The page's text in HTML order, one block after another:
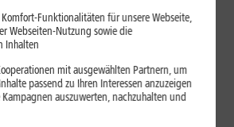
sparen
10 Monate je 34,99
Funktionalitäten für unsere Webseite,
Webseiten-Nutzung sowie die
Inhalten
mit ausgewählten Partnern, um
passend zu Ihren Interessen anzuzeigen
auszuwerten, nachzuhalten und